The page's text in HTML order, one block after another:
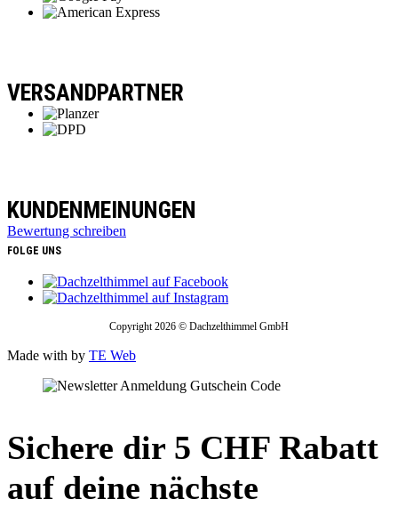
VERSANDPARTNER
KUNDENMEINUNGEN
Bewertung schreiben
FOLGE UNS
Copyright 2026 © Dachzelthimmel GmbH
Made with by TE Web
Sichere dir 5 CHF Rabatt
auf deine nächste